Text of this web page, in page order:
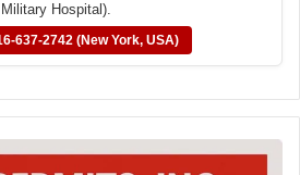
Military Hospital).
637-2742 (New York, USA)